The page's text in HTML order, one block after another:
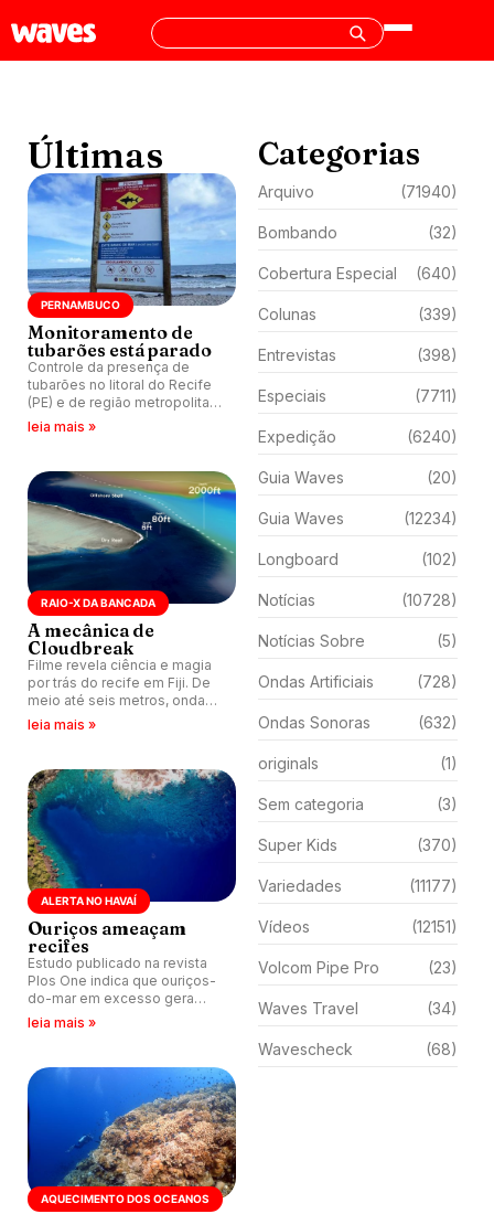
Últimas
PERNAMBUCO
Monitoramento de
tubarões está parado
Controle da presença de
tubarões no litoral do Recife
(PE) e de região metropolitana
da capital pernambucana está
leia mais »
RAIO-X DA BANCADA
A mecânica de
Cloudbreak
Filme revela ciência e magia
por trás do recife em Fiji. De
meio até seis metros, onda
nunca deixa de fascinar.
leia mais »
ALERTA NO HAVAÍ
Ouriços ameaçam
recifes
Estudo publicado na revista
Plos One indica que ouriços-
do-mar em excesso gera
alerta para colapso dos
leia mais »
AQUECIMENTO DOS OCEANOS
Categorias
Arquivo (71940)
Bombando (32)
Cobertura Especial (640)
Colunas (339)
Entrevistas (398)
Especiais (7711)
Expedição (6240)
Guia Waves (20)
Guia Waves (12234)
Longboard (102)
Notícias (10728)
Notícias Sobre (5)
Ondas Artificiais (728)
Ondas Sonoras (632)
originals (1)
Sem categoria (3)
Super Kids (370)
Variedades (11177)
Vídeos (12151)
Volcom Pipe Pro (23)
Waves Travel (34)
Wavescheck (68)